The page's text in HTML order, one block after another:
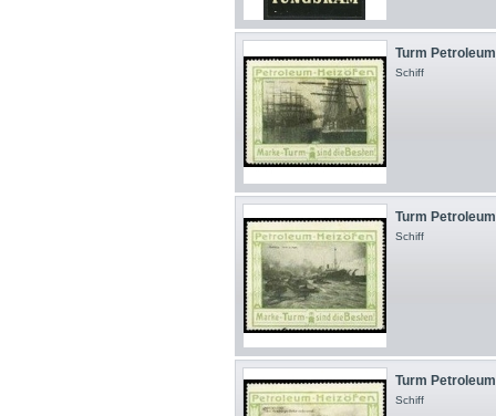
Turm
Schiff
Turm
Schiff
Turm
Schiff